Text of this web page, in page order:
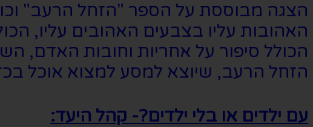
הצגה מבוססת על הספר "הזחל הרעב"
האהובות עליו בצבעים האהובים עליו,
הכולל סיפור על אחריות וחובות האדם,
הזחל הרעב, שיוצא למסע למצוא אוכל
עם ילדים או בלי ילדים?- קהל היעד: